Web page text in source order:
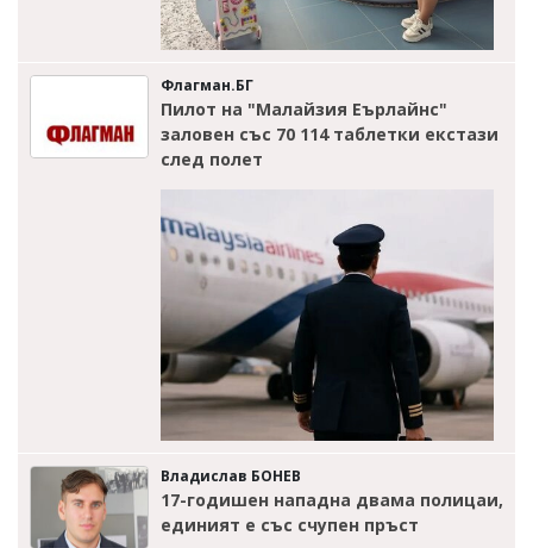
Флагман.БГ
Пилот на "Малайзия Еърлайнс"
заловен със 70 114 таблетки екстази
след полет
Владислав БОНЕВ
17-годишен нападна двама полицаи,
единият е със счупен пръст